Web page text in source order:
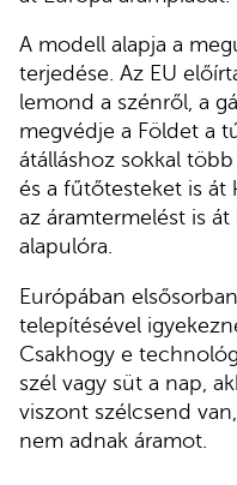
A modell alapja a
terjedése. Az EU
lemond a szénről, a
megvédje a Földet a
átálláshoz sokkal
és a fűtőtesteket is át
az áramtermelést is
alapulóra.
Európában
telepítésével
Csakhogy e
szél vagy süt a nap,
viszont szélcsend
nem adnak áramot.